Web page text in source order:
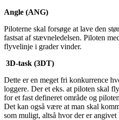
Angle (ANG)
Piloterne skal forsøge at lave den
fastsat af stævneledelsen. Piloten
flyvelinje i grader vinder.
3D-task (3DT)
Dette er en meget fri konkurrence
loggere. Der et eks. at piloten skal
for et fast defineret område og
Det kan også være at man skal
som muligt, altså hvor der er